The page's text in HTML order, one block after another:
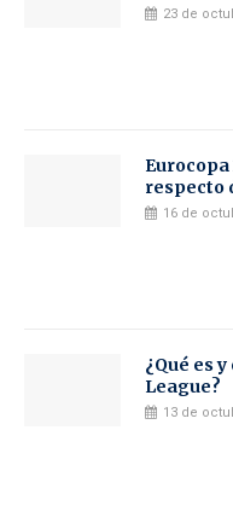
23 de
Eurocopa
respecto
16 de
¿Qué es
League?
13 de